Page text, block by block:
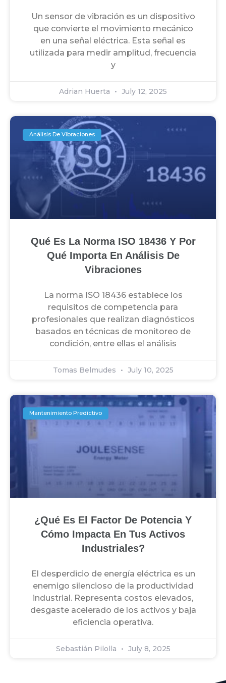
Un sensor de vibración es un dispositivo
que convierte el movimiento mecánico
en una señal eléctrica. Esta señal es
utilizada para medir amplitud, frecuencia
y
Adrian Huerta July 12, 2025
Análisis De Vibraciones
Qué Es La Norma ISO 18436 Y Por
Qué Importa En Análisis De
Vibraciones
La norma ISO 18436 establece los
requisitos de competencia para
profesionales que realizan diagnósticos
basados en técnicas de monitoreo de
condición, entre ellas el análisis
Tomas Belmudes July 10, 2025
Mantenimiento Predictivo
¿Qué Es El Factor De Potencia Y
Cómo Impacta En Tus Activos
Industriales?
El desperdicio de energía eléctrica es un
enemigo silencioso de la productividad
industrial. Representa costos elevados,
desgaste acelerado de los activos y baja
eficiencia operativa.
Sebastián Pilolla July 8, 2025